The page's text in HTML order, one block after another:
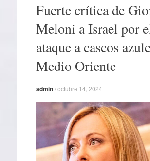
contenidoFuerte crítica de
Meloni a Israel por
ataque a cascos
Medio Oriente
admin/octubre 14, 2024